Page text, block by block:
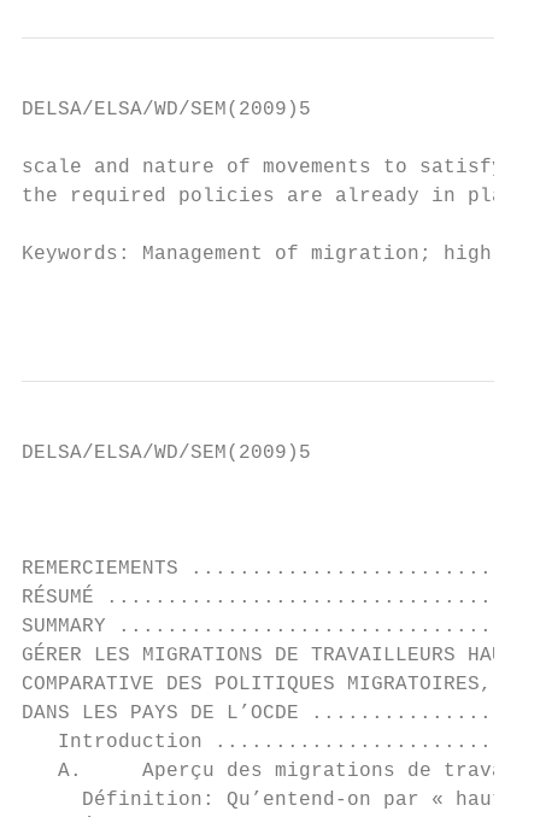
DELSA/ELSA/WD/SEM(2009)5
scale and nature of movements to satisfy
the required policies are already in place.
Keywords: Management of migration;
DELSA/ELSA/WD/SEM(2009)5
REMERCIEMENTS
RÉSUMÉ
SUMMARY
GÉRER LES MIGRATIONS DE TRAVAILLEURS
COMPARATIVE DES POLITIQUES MIGRATOIRES,
DANS LES PAYS DE L’OCDE
Introduction
A.     Aperçu des migrations de
Définition: Qu’entend-on par «